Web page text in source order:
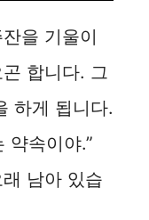
을 기울이
합니다. 그
하게 됩니다.
약속이야.”
남아 있습